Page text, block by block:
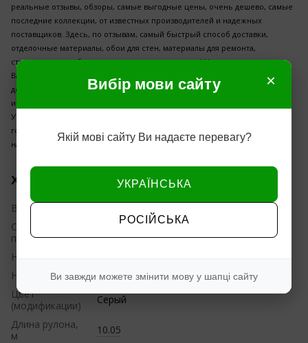
реальные отзывы, обзоры, самые выгодные цены, очень дешево, самые
последние коллекции, от известных производителей и надежных
поставщиков. Здесь, по отзывам, самый быстрый способ доставки,
отделочные материалы, обои для стен, материалы для ремонта,
строительства, обои на стену высокого качества! Наши цены позволят
Вам купить обои недорого, недорогие обои для кухни, зала, гостиной,
детской, прихожей, коридора! Купить хорошие обои недорого, в
интернет- магазине дешево, - это к нам !
У нас лучшая цена на обои вспененный винил, флизелин, флизелин
горячее тиснение (шелкография) только проверенные дизайны
напрямую со склада производителя.
Характеристики
Вид обоев
Страна
производитель
Наличие
Назначение
Кухня,Коридор ,Гостиная,Спальня
Цвет
(модификации)
Серый
Длина рулона,
м
10.05
Вибір мови сайту ×
Якій мові сайту Ви надаєте перевагу?
УКРАЇНСЬКА
РОСІЙСЬКА
Ви завжди можете змінити мову у шапці сайту